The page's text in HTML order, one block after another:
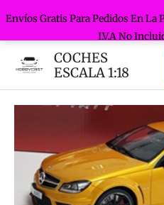
Envíos Gratis Para Pedidos En La
I.V.A No
COCHES
ESCALA 1:18